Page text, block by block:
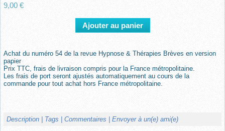
9,00 €
Achat du numéro 54 de la revue Hypnose & Thérapies Brèves en version
papier
Prix TTC, frais de livraison compris pour la France métropolitaine.
Les frais de port seront ajustés automatiquement au cours de la
commande pour tout achat hors France métropolitaine.
Description | Tags | Commentaires | Envoyer à un(e) ami(e)